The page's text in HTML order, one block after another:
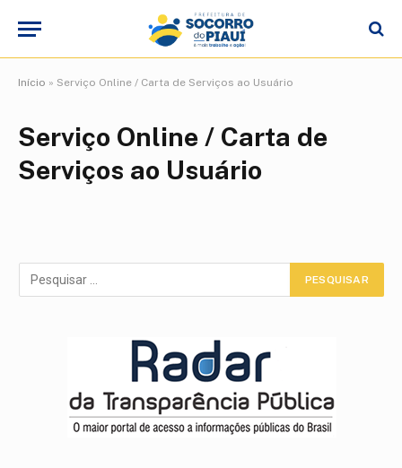
Início » Serviço Online / Carta de Serviços ao Usuário
Serviço Online / Carta de
Serviços ao Usuário